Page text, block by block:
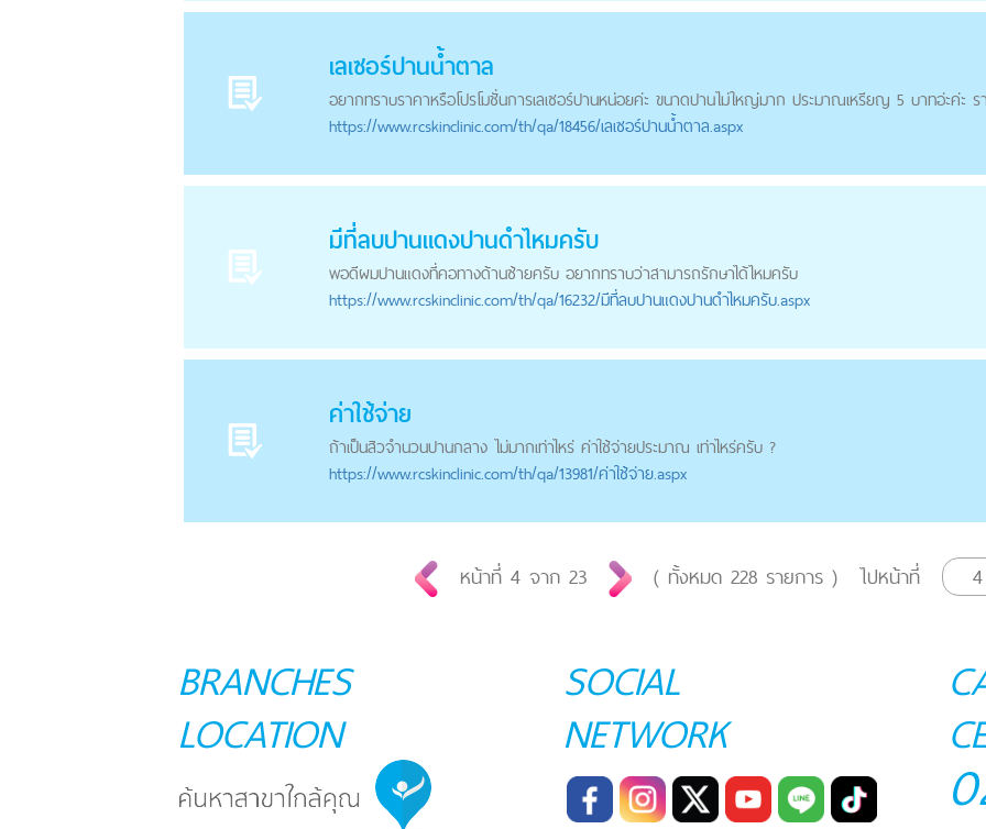
เลเซอร์ปานน้ำตาล
อยากทราบราคาหรือโปรโมชั่นการเลเซอร์ปานหน่อยค่ะ ขนาดปานไม่ใหญ่มาก ประมาณเหรียญ 5 บาทอ่ะค่ะ รา
https://www.rcskinclinic.com/th/qa/18456/เลเซอร์ปานน้ำตาล.aspx
มีที่ลบปานแดงปานดำไหมครับ
พอดีผมปานแดงที่คอทางด้านซ้ายครับ อยากทราบว่าสามารถรักษาได้ไหมครับ
https://www.rcskinclinic.com/th/qa/16232/มีที่ลบปานแดงปานดำไหมครับ.aspx
ค่าใช้จ่าย
ถ้าเป็นสิวจำนวนปานกลาง ไม่มากเท่าไหร่ ค่าใช้จ่ายประมาณ เท่าไหร่ครับ ?
https://www.rcskinclinic.com/th/qa/13981/ค่าใช้จ่าย.aspx
หน้าที่ 4 จาก 23 ( ทั้งหมด 228 รายการ ) ไปหน้าที่
BRANCHES
LOCATION
SOCIAL
NETWORK